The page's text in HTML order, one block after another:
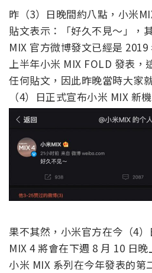
昨（3）日晚間約八點，小米
貼文表示：「好久不見～」，
MIX 官方微博發文已經是
上半年小米 MIX FOLD 發表，
任何貼文，因此昨晚當時大家
（4）日正式宣布小米 MIX 新
果不其然，小米官方在今（4
MIX 4 將會在下週 8 月 10 日
小米 MIX 系列在今年發表的第